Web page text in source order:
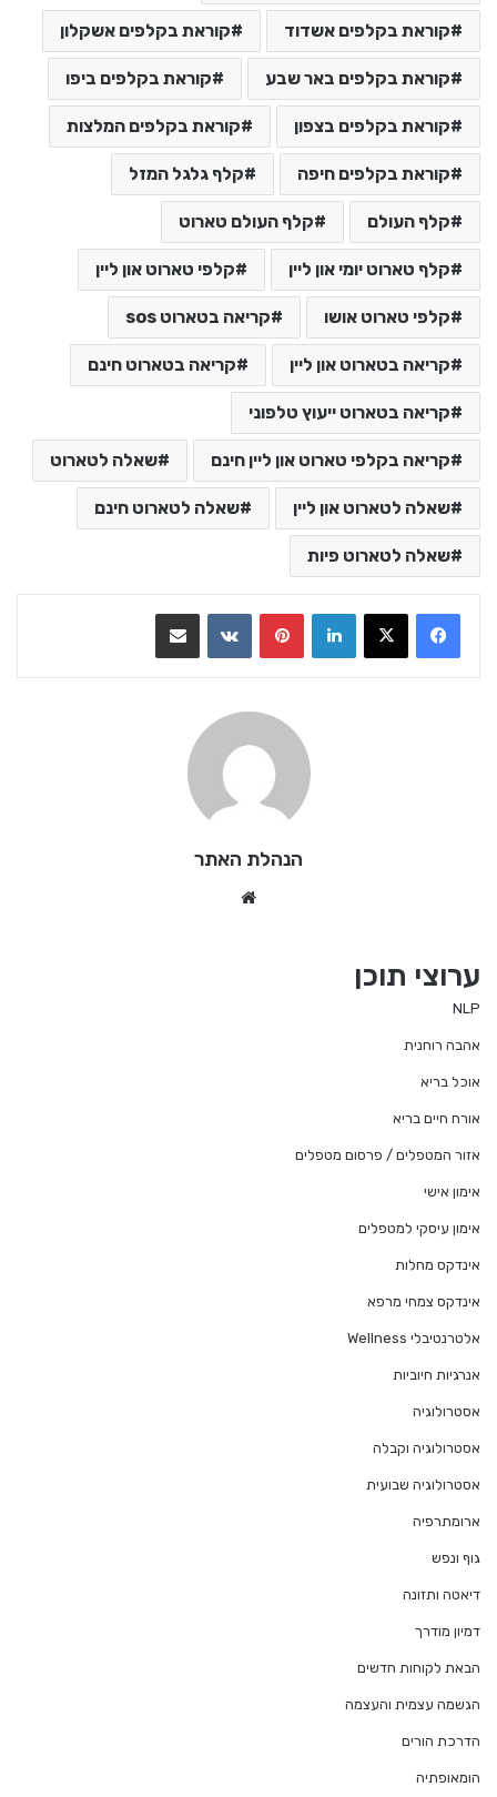
קוראת בקלפים אשדוד קוראת בקלפים אשקלון
קוראת בקלפים באר שבע קוראת בקלפים ביפו
קוראת בקלפים בצפון קוראת בקלפים המלצות
קוראת בקלפים חיפה קלף גלגל המזל
קלף העולם קלף העולם טארוט
קלף טארוט יומי און ליין קלפי טארוט און ליין
קלפי טארוט אושו קריאה בטארוט sos
קריאה בטארוט און ליין קריאה בטארוט חינם
קריאה בטארוט ייעוץ טלפוני
קריאה בקלפי טארוט און ליין חינם שאלה לטארוט
שאלה לטארוט און ליין שאלה לטארוט חינם
שאלה לטארוט פיות
LinkedIn
VKontakte
הנהלת האתר
ערוצי תוכן
NLP
אהבה רוחנית
אוכל בריא
אורח חיים בריא
אזור המטפלים / פרסום מטפלים
אימון אישי
אימון עיסקי למטפלים
אינדקס מחלות
אינדקס צמחי מרפא
אלטרנטיבלי Wellness
אנרגיות חיוביות
אסטרולוגיה
אסטרולוגיה וקבלה
אסטרולוגיה שבועית
ארומתרפיה
גוף ונפש
דיאטה ותזונה
דמיון מודרך
הבאת לקוחות חדשים
הגשמה עצמית והעצמה
הדרכת הורים
הומאופתיה